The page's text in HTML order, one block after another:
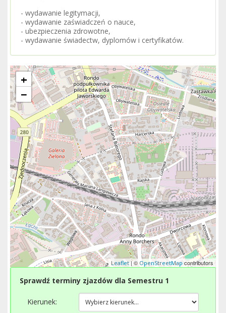
- wydawanie legitymacji,
- wydawanie zaświadczeń o nauce,
- ubezpieczenia zdrowotne,
- wydawanie świadectw, dyplomów i certyfikatów.
+
−
Leaflet | © OpenStreetMap contributors
Sprawdź terminy zjazdów dla Semestru 1
Kierunek: